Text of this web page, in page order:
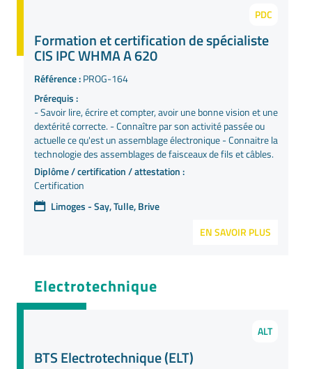
PDC
Formation et certification de spécialiste
CIS IPC WHMA A 620
Référence :PROG-164
Prérequis :
- Savoir lire, écrire et compter, avoir une bonne vision et une
dextérité correcte. - Connaître par son activité passée ou
actuelle ce qu'est un assemblage électronique - Connaitre la
technologie des assemblages de faisceaux de fils et câbles.
Diplôme / certification / attestation :
Certification
Limoges - Say, Tulle, Brive
EN SAVOIR PLUS
Electrotechnique
ALT
BTS Electrotechnique (ELT)